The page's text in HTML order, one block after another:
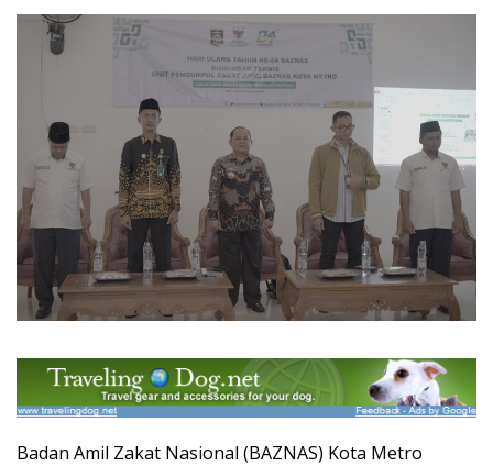
Badan Amil Zakat Nasional (BAZNAS) Kota Metro